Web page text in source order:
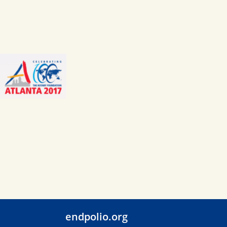
endpolio.org